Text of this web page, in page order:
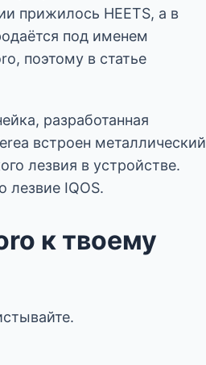
прижилось HEETS, а в
под именем
поэтому в статье
разработанная
встроен металлический
лезвия в устройстве.
лезвие IQOS.
к твоему